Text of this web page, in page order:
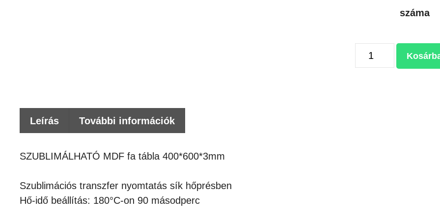
száma
FÉNYES
MDF
Leírás További információk
SZUBLIMÁLHATÓ MDF fa tábla 400*600*3mm
Szublimációs transzfer nyomtatás sík hőprésben
Hő-idő beállítás: 180°C-on 90 másodperc